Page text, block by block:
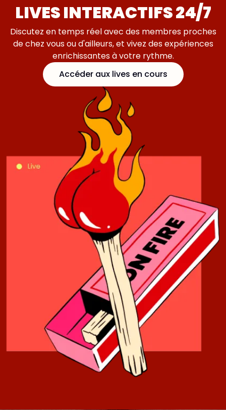
LIVES INTERACTIFS 24/7
Discutez en temps réel avec des membres proches
de chez vous ou d'ailleurs, et vivez des expériences
enrichissantes à votre rythme.
Accéder aux lives en cours